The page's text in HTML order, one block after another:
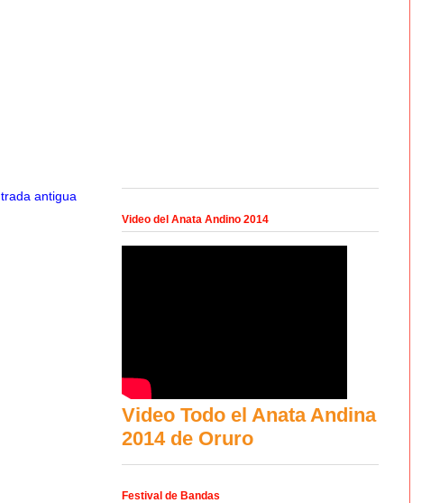
antigua
Video del Anata Andino 2014
Video Todo el Anata Andina
2014 de Oruro
Festival de Bandas